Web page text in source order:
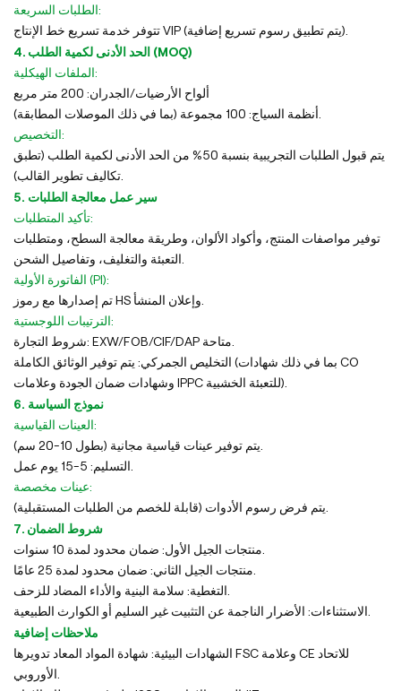
الطلبات السريعة:
تتوفر خدمة تسريع خط الإنتاج VIP (يتم تطبيق رسوم تسريع إضافية).
4. الحد الأدنى لكمية الطلب (MOQ)
الملفات الهيكلية:
ألواح الأرضيات/الجدران: 200 متر مربع
أنظمة السياج: 100 مجموعة (بما في ذلك الموصلات المطابقة).
التخصيص:
يتم قبول الطلبات التجريبية بنسبة 50% من الحد الأدنى لكمية الطلب (تطبق
تكاليف تطوير القالب).
5. سير عمل معالجة الطلبات
تأكيد المتطلبات:
توفير مواصفات المنتج، وأكواد الألوان، وطريقة معالجة السطح، ومتطلبات
التعبئة والتغليف، وتفاصيل الشحن.
الفاتورة الأولية (PI):
تم إصدارها مع رموز HS وإعلان المنشأ.
الترتيبات اللوجستية:
شروط التجارة: EXW/FOB/CIF/DAP متاحة.
التخليص الجمركي: يتم توفير الوثائق الكاملة (بما في ذلك شهادات CO
وشهادات ضمان الجودة وعلامات IPPC للتعبئة الخشبية).
6. نموذج السياسة
العينات القياسية:
يتم توفير عينات قياسية مجانية (بطول 10-20 سم).
التسليم: 5-15 يوم عمل.
عينات مخصصة:
يتم فرض رسوم الأدوات (قابلة للخصم من الطلبات المستقبلية).
7. شروط الضمان
منتجات الجيل الأول: ضمان محدود لمدة 10 سنوات.
منتجات الجيل الثاني: ضمان محدود لمدة 25 عامًا.
التغطية: سلامة البنية والأداء المضاد للزحف.
الاستثناءات: الأضرار الناجمة عن التثبيت غير السليم أو الكوارث الطبيعية.
ملاحظات إضافية
الشهادات البيئية: شهادة المواد المعاد تدويرها FSC وعلامة CE للاتحاد
الأوروبي.